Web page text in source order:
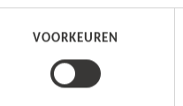
VOORKEUREN